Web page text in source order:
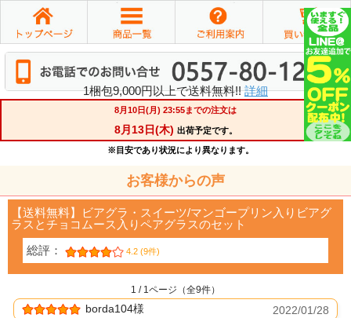
1梱包9,000円以上で送料無料!!詳細
お客様からの声
【送料無料】ビアグラ・スイーツ/マンゴープリン入りビアグ
ラスとチョコムース入りペアグラスのセット
総評：
4.2 (9件)
1 / 1ページ（全9件）
borda104様 2022/01/28